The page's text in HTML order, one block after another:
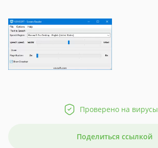
Проверено на вирусы
Поделиться ссылкой